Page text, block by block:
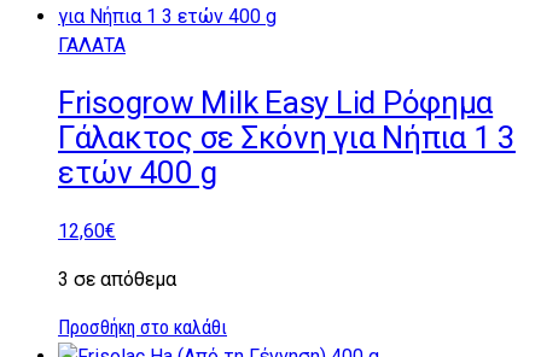
ΓΑΛΑΤΑ
Frisogrow Milk Easy Lid Ρόφημα
Γάλακτος σε Σκόνη για Νήπια 1 3
ετών 400 g
12,60€
3 σε απόθεμα
Προσθήκη στο καλάθι